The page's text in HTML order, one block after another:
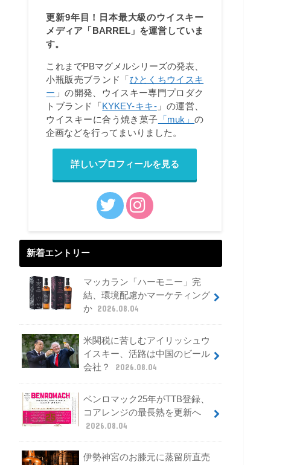
更新9年目！日本最大級のウイスキー
メディア「BARREL」を運営していま
す。
これまでPBマグメルシリーズの発表、
小瓶販売ブランド「 ひとくちウイスキ
ー 」の開発、ウイスキー専門プロダク
トブランド「 KYKEY-キキ-」の運営、
ウイスキーに合う焼き菓子 「muk」の
企画などを行ってまいりました。
詳しいプロフィールを見る
新着エントリー
マッカラン「ハーモニー」完
結、環境配慮かマーケティング
か 2026.08.04
米関税に苦しむアイリッシュウ
イスキー、活路は中国のビール
会社？
2026.08.04
ベンロマック25年がTTB登録、
コアレンジの最長熟を更新へ
2026.08.04
伊勢神宮のお膝元に蒸留所直売